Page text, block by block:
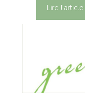
Lire l’article